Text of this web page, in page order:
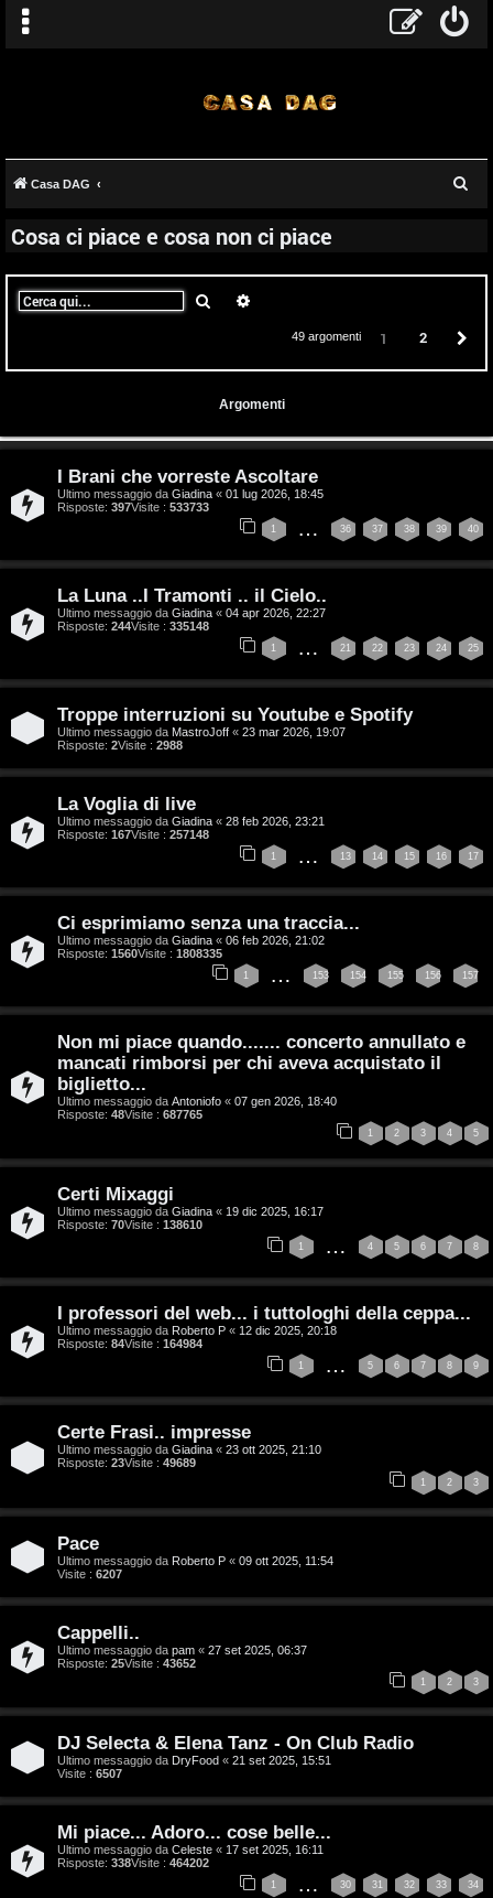
A
g
o
m
n
s
z
a
i
s
p
o
s
t
a
g
o
m
e
n
t
i
t
Casa DAG
Cosa ci piace e cosa non ci piace
Cerca
49 argomenti 1 2
Argomenti
I Brani che vorreste Ascoltare
Ultimo messaggio da Giadina « 01 lug 2026, 18:45
Risposte: 397Visite : 533733
1 … 36 37 38 39 40
La Luna ..I Tramonti .. il Cielo..
Ultimo messaggio da Giadina « 04 apr 2026, 22:27
Risposte: 244Visite : 335148
1 … 21 22 23 24 25
Troppe interruzioni su Youtube e Spotify
Ultimo messaggio da MastroJoff « 23 mar 2026, 19:07
Risposte: 2Visite : 2988
La Voglia di live
Ultimo messaggio da Giadina « 28 feb 2026, 23:21
Risposte: 167Visite : 257148
1 … 13 14 15 16 17
Ci esprimiamo senza una traccia...
Ultimo messaggio da Giadina « 06 feb 2026, 21:02
Risposte: 1560Visite : 1808335
1 … 153 154 155 156 157
Non mi piace quando....... concerto annullato e
mancati rimborsi per chi aveva acquistato il
biglietto...
Ultimo messaggio da Antoniofo « 07 gen 2026, 18:40
Risposte: 48Visite : 687765
1 2 3 4 5
Certi Mixaggi
Ultimo messaggio da Giadina « 19 dic 2025, 16:17
Risposte: 70Visite : 138610
1 … 4 5 6 7 8
I professori del web... i tuttologhi della ceppa...
Ultimo messaggio da Roberto P « 12 dic 2025, 20:18
Risposte: 84Visite : 164984
1 … 5 6 7 8 9
Certe Frasi.. impresse
Ultimo messaggio da Giadina « 23 ott 2025, 21:10
Risposte: 23Visite : 49689
1 2 3
Pace
Ultimo messaggio da Roberto P « 09 ott 2025, 11:54
Visite : 6207
Cappelli..
Ultimo messaggio da pam « 27 set 2025, 06:37
Risposte: 25Visite : 43652
1 2 3
DJ Selecta & Elena Tanz - On Club Radio
Ultimo messaggio da DryFood « 21 set 2025, 15:51
Visite : 6507
Mi piace... Adoro... cose belle...
Ultimo messaggio da Celeste « 17 set 2025, 16:11
Risposte: 338Visite : 464202
1 … 30 31 32 33 34
T
o
p
i
c
A
t
i
G
g
D
A
g
s
n
n
T
o
u
r
M
u
s